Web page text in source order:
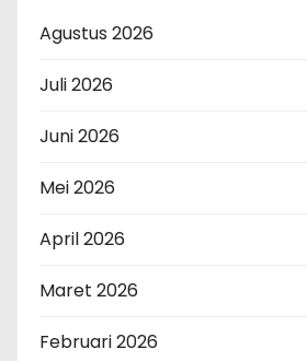
Agustus 2026
Juli 2026
Juni 2026
Mei 2026
April 2026
Maret 2026
Februari 2026